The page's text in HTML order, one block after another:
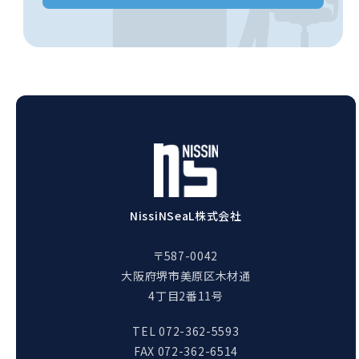
NissiNSeaL株式会社
〒587-0042
大阪府堺市美原区木材通
4丁目2番11号
TEL 072-362-5593
FAX 072-362-6514